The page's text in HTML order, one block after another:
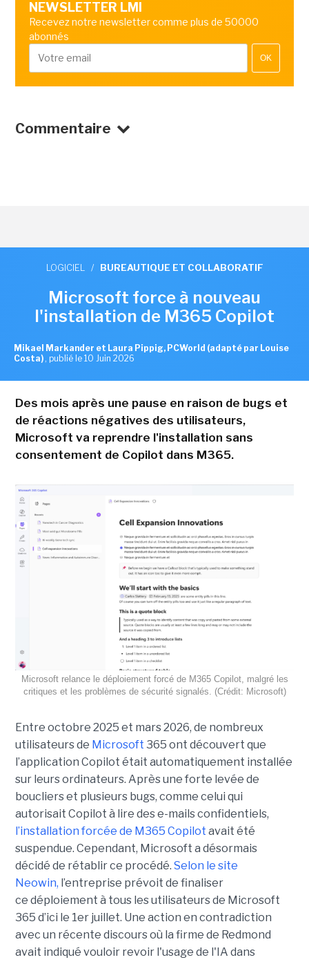
NEWSLETTER LMI
Recevez notre newsletter comme plus de 50000
abonnés
OK
Commentaire
LOGICIEL / BUREAUTIQUE ET COLLABORATIF
Microsoft force à nouveau
l'installation de M365 Copilot
Mikael Markander et Laura Pippig, PCWorld (adapté par Louise
Costa) , publié le 10 Juin 2026
Des mois après une pause en raison de bugs et
de réactions négatives des utilisateurs,
Microsoft va reprendre l'installation sans
consentement de Copilot dans M365.
Microsoft relance le déploiement forcé de M365 Copilot, malgré les
critiques et les problèmes de sécurité signalés. (Crédit: Microsoft)
Entre octobre 2025 et mars 2026, de nombreux
utilisateurs de Microsoft 365 ont découvert que
l’application Copilot était automatiquement installée
sur leurs ordinateurs. Après une forte levée de
boucliers et plusieurs bugs, comme celui qui
autorisait Copilot à lire des e-mails confidentiels,
l’installation forcée de M365 Copilot avait été
suspendue. Cependant, Microsoft a désormais
décidé de rétablir ce procédé. Selon le site
Neowin, l’entreprise prévoit de finaliser
ce déploiement à tous les utilisateurs de Microsoft
365 d’ici le 1er juillet. Une action en contradiction
avec un récente discours où la firme de Redmond
avait indiqué vouloir revoir l'usage de l'IA dans